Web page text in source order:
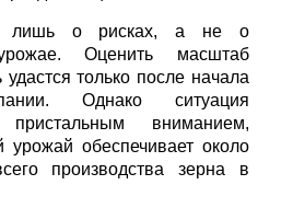
местами приближаются к
пришлись на период
зерна, когда растения
к жаре. Кроме того,
создает благоприятные
вредителей и